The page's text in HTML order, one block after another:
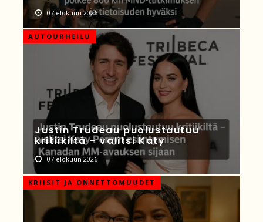
07 elokuun 2026
AUTOURHEILU
Justin Trudeau puolustautuu
kritiikiltä – valitsi Katy
07 elokuun 2026
KRIISIT JA ONNETTOMUUDET